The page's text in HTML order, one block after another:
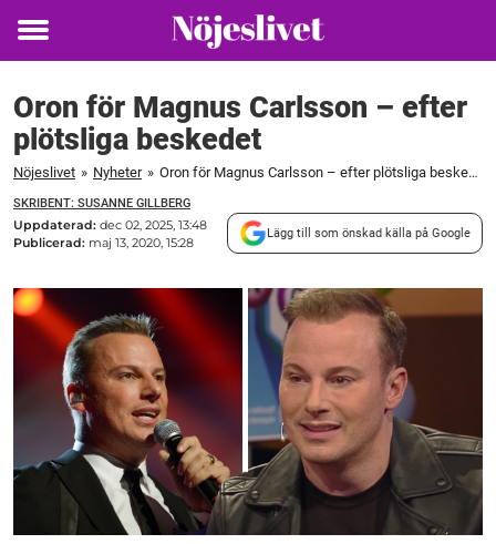
Toggle
Oron för Magnus Carlsson – efter
plötsliga beskedet
Nöjeslivet » Nyheter » Oron för Magnus Carlsson – efter plötsliga beskedet
SKRIBENT: SUSANNE GILLBERG
Uppdaterad: dec 02, 2025, 13:48
Publicerad: maj 13, 2020, 15:28
Lägg till som önskad källa på Google